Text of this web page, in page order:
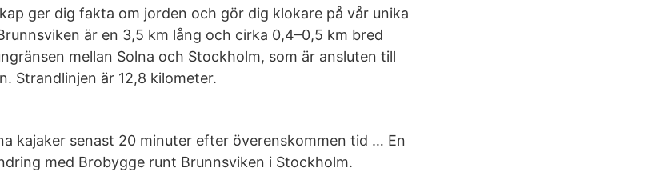
ger dig fakta om jorden och gör dig klokare på vår unika
är en 3,5 km lång och cirka 0,4–0,5 km bred
mellan Solna och Stockholm, som är ansluten till
Strandlinjen är 12,8 kilometer.
kajaker senast 20 minuter efter överenskommen tid … En
med Brobygge runt Brunnsviken i Stockholm.